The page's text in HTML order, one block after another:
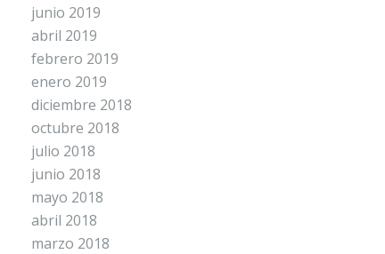
junio 2019
abril 2019
febrero 2019
enero 2019
diciembre 2018
octubre 2018
julio 2018
junio 2018
mayo 2018
abril 2018
marzo 2018